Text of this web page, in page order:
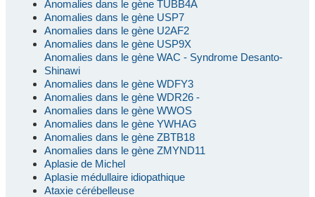
Anomalies dans le gène TUBB4A
Anomalies dans le gène USP7
Anomalies dans le gène U2AF2
Anomalies dans le gène USP9X
Anomalies dans le gène WAC - Syndrome Desanto-
Shinawi
Anomalies dans le gène WDFY3
Anomalies dans le gène WDR26 -
Anomalies dans le gène WWOS
Anomalies dans le gène YWHAG
Anomalies dans le gène ZBTB18
Anomalies dans le gène ZMYND11
Aplasie de Michel
Aplasie médullaire idiopathique
Ataxie cérébelleuse